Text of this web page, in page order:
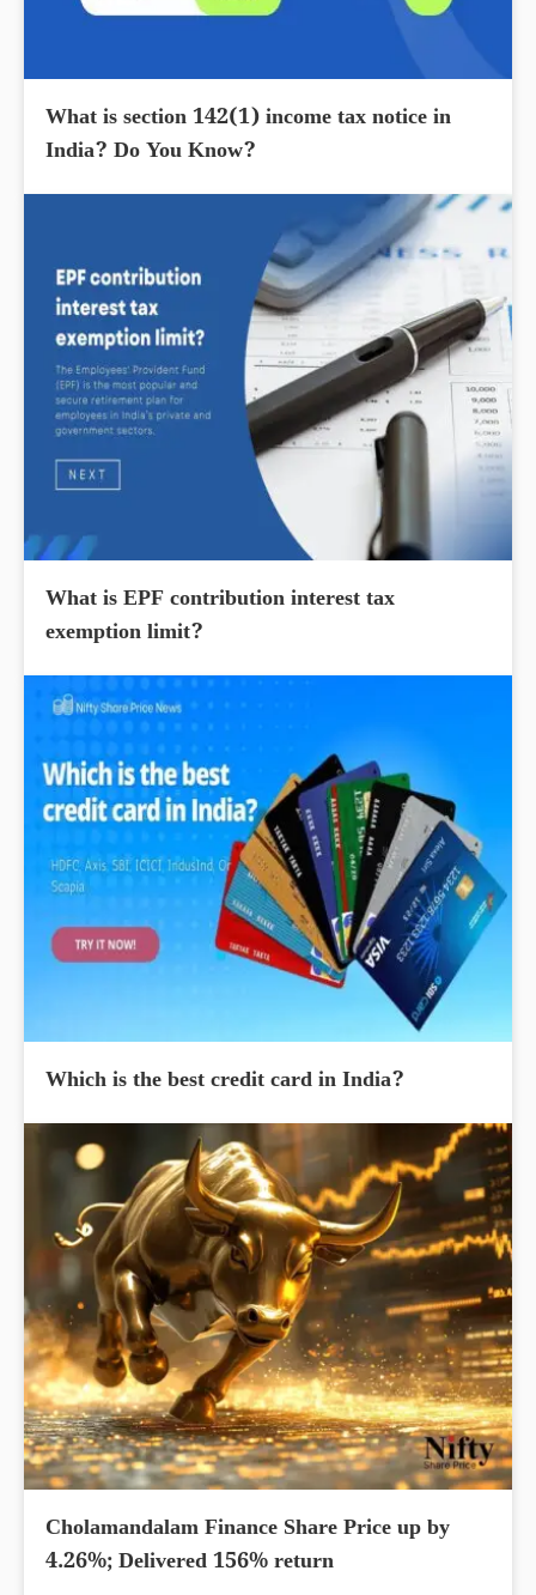
What is section 142(1) income tax notice in
India? Do You Know?
What is EPF contribution interest tax
exemption limit?
Which is the best credit card in India?
Cholamandalam Finance Share Price up by
4.26%; Delivered 156% return